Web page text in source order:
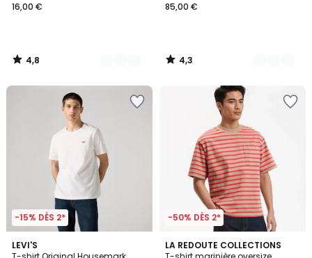
16,00 €
4,8
/
85,00 €
4,3
/
-15% DÈS 2*
LEVI'S
4,6
/ 5
4
-50% DÈS 2*
LA REDOUTE COLLECTIONS
5
/
2